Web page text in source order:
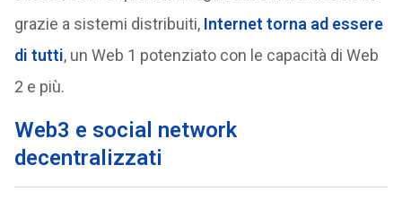
grazie a sistemi distribuiti, Internet torna ad essere
di tutti, un Web 1 potenziato con le capacità di Web
2 e più.
Web3 e social network
decentralizzati